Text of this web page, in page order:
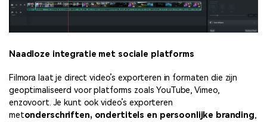
Naadloze integratie met sociale platforms
Filmora laat je direct video’s exporteren in formaten die zijn
geoptimaliseerd voor platforms zoals YouTube, Vimeo,
enzovoort. Je kunt ook video’s exporteren
metonderschriften, ondertitels en persoonlijke branding,